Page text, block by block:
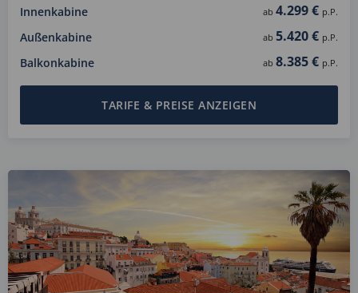
Innenkabine ab 4.299 € p.P.
Außenkabine ab 5.420 € p.P.
Balkonkabine ab 8.385 € p.P.
TARIFE & PREISE ANZEIGEN